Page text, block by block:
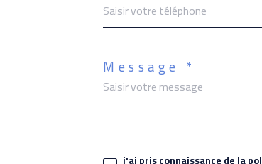
Message *
j'ai pris connaissance de la